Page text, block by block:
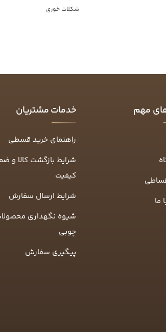
شکلات خوری
مهم
ما
خدمات مشتریان
راهنمای خرید قسطی
شرایط بازگشت کالا و
کیفیت
شرایط ارسال سفارش
شیوه نگهداری
چوبی
پیگیری سفارش